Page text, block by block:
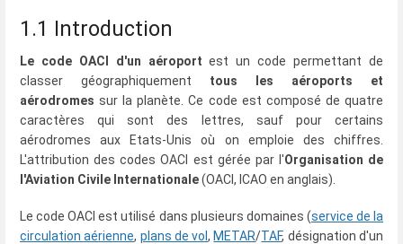
1.1 Introduction
Le code OACI d'un aéroport est un code permettant de
classer géographiquement tous les aéroports et
aérodromes sur la planète. Ce code est composé de quatre
caractères qui sont des lettres, sauf pour certains
aérodromes aux Etats-Unis où on emploie des chiffres.
L'attribution des codes OACI est gérée par l'Organisation de
l'Aviation Civile Internationale(OACI, ICAO en anglais).
Le code OACI est utilisé dans plusieurs domaines (service de la
circulation aérienne, plans de vol, METAR/TAF, désignation d'un